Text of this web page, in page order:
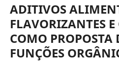
ADITIVOS
FLAVORIZANTES E
COMO PROPOSTA
FUNÇÕES